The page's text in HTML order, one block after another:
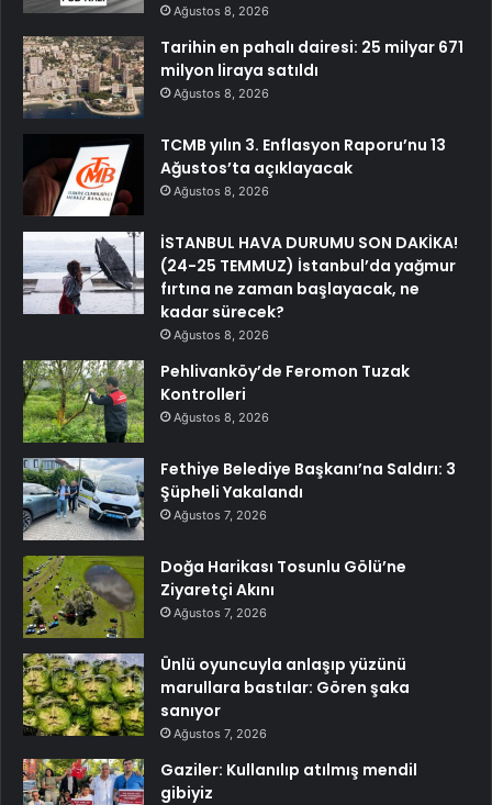
Ağustos 8, 2026
Tarihin en pahalı dairesi: 25 milyar 671
milyon liraya satıldı
Ağustos 8, 2026
TCMB yılın 3. Enflasyon Raporu’nu 13
Ağustos’ta açıklayacak
Ağustos 8, 2026
İSTANBUL HAVA DURUMU SON DAKİKA!
(24-25 TEMMUZ) İstanbul’da yağmur
fırtına ne zaman başlayacak, ne
kadar sürecek?
Ağustos 8, 2026
Pehlivanköy’de Feromon Tuzak
Kontrolleri
Ağustos 8, 2026
Fethiye Belediye Başkanı’na Saldırı: 3
Şüpheli Yakalandı
Ağustos 7, 2026
Doğa Harikası Tosunlu Gölü’ne
Ziyaretçi Akını
Ağustos 7, 2026
Ünlü oyuncuyla anlaşıp yüzünü
marullara bastılar: Gören şaka
sanıyor
Ağustos 7, 2026
Gaziler: Kullanılıp atılmış mendil
gibiyiz